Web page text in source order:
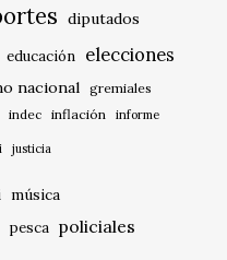
diputados
educación elecciones
nacional gremiales
indec inflación informe
justicia
música
pesca policiales